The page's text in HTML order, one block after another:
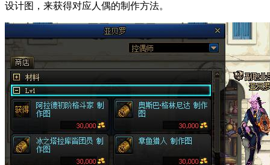
设计图，来获得对应人偶的制作方法。